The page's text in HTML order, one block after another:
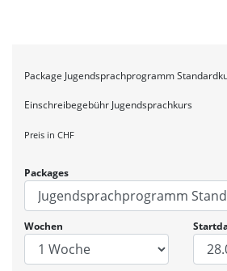
Package Jugendsprachprogramm
Einschreibegebühr Jugendsprachkurs
Preis in CHF
Packages
Wochen